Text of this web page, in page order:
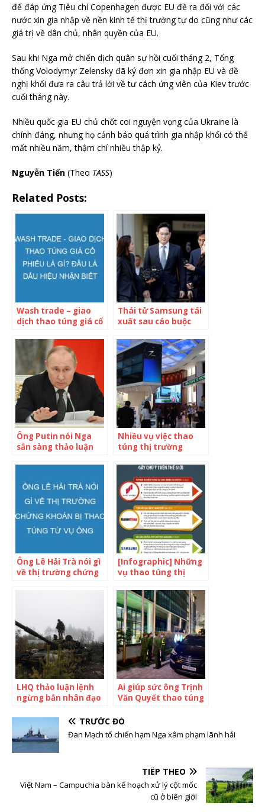
để đáp ứng Tiêu chí Copenhagen được EU đề ra đối với các
nước xin gia nhập về nền kinh tế thị trường tự do cũng như các
giá trị về dân chủ, nhân quyền của EU.
Sau khi Nga mở chiến dịch quân sự hồi cuối tháng 2, Tổng
thống Volodymyr Zelensky đã ký đơn xin gia nhập EU và đề
nghị khối đưa ra câu trả lời về tư cách ứng viên của Kiev trước
cuối tháng này.
Nhiều quốc gia EU chủ chốt coi nguyện vọng của Ukraine là
chính đáng, nhưng họ cảnh báo quá trình gia nhập khối có thể
mất nhiều năm, thậm chí nhiều thập kỷ.
Nguyễn Tiến (Theo TASS)
Related Posts:
Wash trade – giao
dịch thao túng giá cổ
dấu hiệu nhận biết cổ
phiếu dễ bị thao túng
Thái tử Samsung tái
xuất sau cáo buộc
tháp tùng Tổng
thống Biden thăm
nhà máy sản xuất
bán dẫn
Ông Putin nói Nga
sẵn sàng thảo luận
Ukraine
Nhiều vụ việc thao
túng thị trường
dịch nội gián đã
chuyển cơ quan điều
tra
Ông Lê Hải Trà nói gì
về thị trường chứng
[Infographic] Những
vụ thao túng thị
gây chú ý trên thế
giới
LHQ thảo luận lệnh
ngừng bắn nhân đạo
Ai giúp sức ông Trịnh
Văn Quyết thao túng
khoán?
TRƯỚC ĐÓ
Đan Mạch tố chiến hạm Nga xâm phạm lãnh hải
TIẾP THEO
Việt Nam – Campuchia bàn kế hoạch xử lý cột mốc
cũ ở biên giới